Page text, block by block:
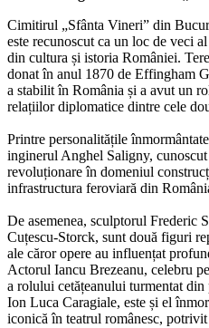
Cimitirul „Sfânta Vineri” din
este recunoscut ca un loc de veci
din cultura și istoria României.
donat în anul 1870 de Effingham
a stabilit în România și a avut un
relațiilor diplomatice dintre cele
Printre personalitățile
inginerul Anghel Saligny,
revoluționare în domeniul
infrastructura feroviară din
De asemenea, sculptorul Frederic
Cuțescu-Storck, sunt două figuri
ale căror opere au influențat
Actorul Iancu Brezeanu, celebru
a rolului cetățeanului turmentat din
Ion Luca Caragiale, este și el
iconică în teatrul românesc,